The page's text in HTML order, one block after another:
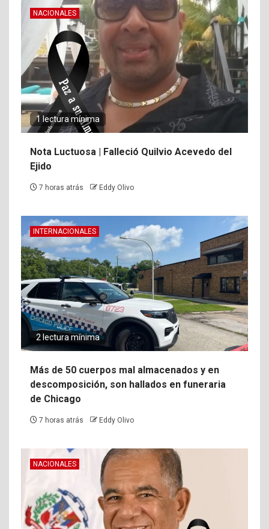
NACIONALES
1 lectura mínima
Nota Luctuosa | Falleció Quilvio Acevedo del
Ejido
7 horas atrás Eddy Olivo
INTERNACIONALES
2 lectura mínima
Más de 50 cuerpos mal almacenados y en
descomposición, son hallados en funeraria
de Chicago
7 horas atrás Eddy Olivo
NACIONALES